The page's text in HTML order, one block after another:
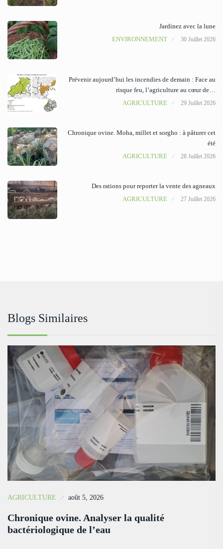
Jardinez avec la lune
ENVIRONNEMENT
30 Juillet 2026
Prévenir aujourd’hui les incendies de demain : Face au
risque feu, l’agriculture au cœur de…
AGRICULTURE
29 Juillet 2026
Chronique ovine. Moha, millet et sorgho : à pâturer cet
été
AGRICULTURE
28 Juillet 2026
Des rations pour reporter la vente des agneaux
AGRICULTURE
27 Juillet 2026
Blogs Similaires
AGRICULTURE août 5, 2026
Chronique ovine. Analyser la qualité
bactériologique de l’eau